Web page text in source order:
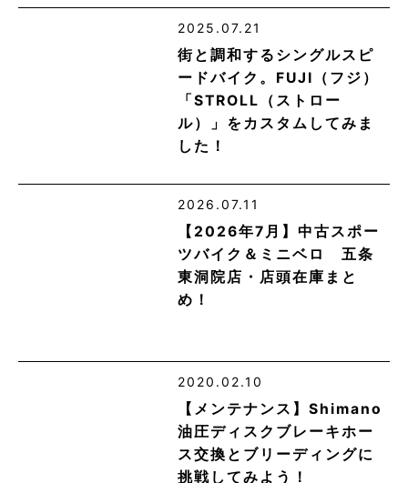
2025.07.21
街と調和するシングルスピ
ードバイク。FUJI（フジ）
「STROLL（ストロー
ル）」をカスタムしてみま
した！
2026.07.11
【2026年7月】中古スポー
ツバイク＆ミニベロ 五条
東洞院店・店頭在庫まと
め！
2020.02.10
【メンテナンス】Shimano
油圧ディスクブレーキホー
ス交換とブリーディングに
挑戦してみよう！